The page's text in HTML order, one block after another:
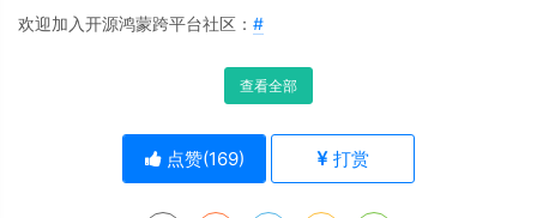
欢迎加入开源鸿蒙跨平台社区： #
查看全部
点赞(169) 打赏